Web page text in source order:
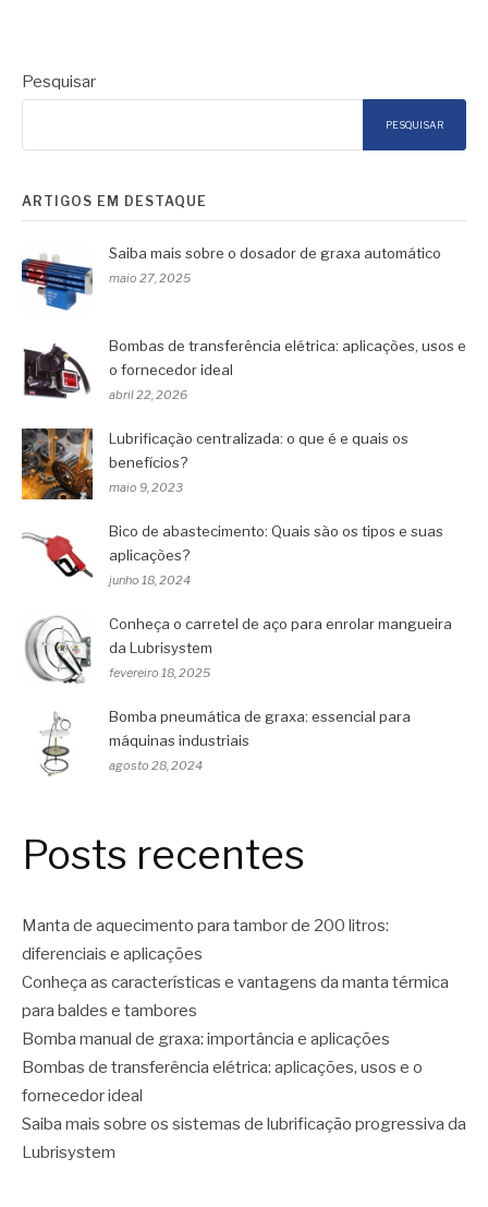
Pesquisar
PESQUISAR
ARTIGOS EM DESTAQUE
Saiba mais sobre o dosador de graxa automático
maio 27, 2025
Bombas de transferência elétrica: aplicações, usos e
o fornecedor ideal
abril 22, 2026
Lubrificação centralizada: o que é e quais os
benefícios?
maio 9, 2023
Bico de abastecimento: Quais são os tipos e suas
aplicações?
junho 18, 2024
Conheça o carretel de aço para enrolar mangueira
da Lubrisystem
fevereiro 18, 2025
Bomba pneumática de graxa: essencial para
máquinas industriais
agosto 28, 2024
Posts recentes
Manta de aquecimento para tambor de 200 litros:
diferenciais e aplicações
Conheça as características e vantagens da manta térmica
para baldes e tambores
Bomba manual de graxa: importância e aplicações
Bombas de transferência elétrica: aplicações, usos e o
fornecedor ideal
Saiba mais sobre os sistemas de lubrificação progressiva da
Lubrisystem